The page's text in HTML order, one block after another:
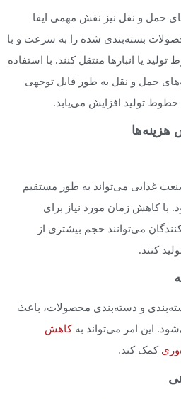
حمل و نقل نیز نقش مهمی ایفا
بسته‌بندی شده را به سرعت و با
یا انبارها منتقل کنند. با استفاده
حمل و نقل به طور قابل توجهی
تولید افزایش می‌یابد.
هزینه‌ها
غذایی می‌تواند به طور مستقیم
با کاهش زمان مورد نیاز برای
می‌توانند حجم بیشتری از
کنند.
و دسته‌بندی محصولات، باعث
این امر می‌تواند بهکاهش
کمک کند.